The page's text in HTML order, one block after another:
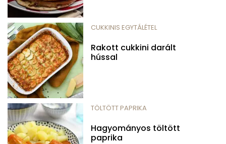
CUKKINIS EGYTÁLÉTEL
Rakott cukkini darált
hússal
TÖLTÖTT PAPRIKA
Hagyományos töltött
paprika